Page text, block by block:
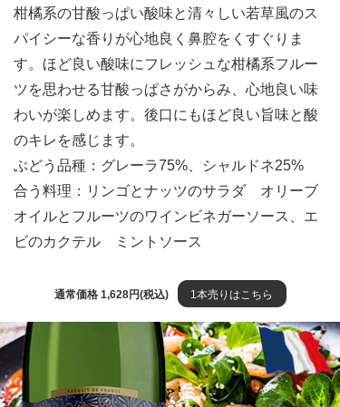
柑橘系の甘酸っぱい酸味と清々しい若草風のス
パイシーな香りが心地良く鼻腔をくすぐりま
す。ほど良い酸味にフレッシュな柑橘系フルー
ツを思わせる甘酸っぱさがからみ、心地良い味
わいが楽しめます。後口にもほど良い旨味と酸
のキレを感じます。
ぶどう品種：グレーラ75%、シャルドネ25%
合う料理：リンゴとナッツのサラダ オリーブ
オイルとフルーツのワインビネガーソース、エ
ビのカクテル ミントソース
通常価格 1,628円(税込) 1本売りはこちら